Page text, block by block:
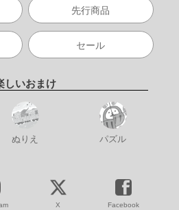
先行商品
セール
しいおまけ
ぬりえ パズル
X Facebook